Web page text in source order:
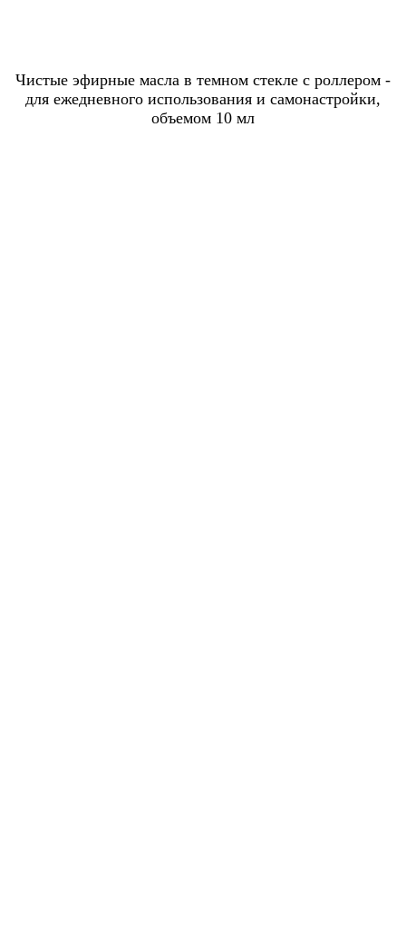
Чистые эфирные масла в темном стекле с роллером -
для ежедневного использования и самонастройки,
объемом 10 мл